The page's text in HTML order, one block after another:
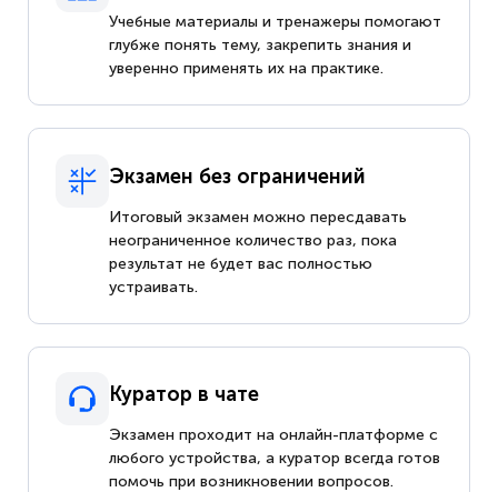
Учебные материалы и тренажеры помогают
глубже понять тему, закрепить знания и
уверенно применять их на практике.
Экзамен без ограничений
Итоговый экзамен можно пересдавать
неограниченное количество раз, пока
результат не будет вас полностью
устраивать.
Куратор в чате
Экзамен проходит на онлайн-платформе с
любого устройства, а куратор всегда готов
помочь при возникновении вопросов.